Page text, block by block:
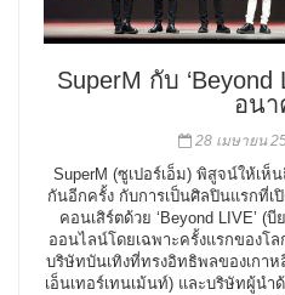
SuperM กับ ‘Beyond
อนา
28 เมษายน
SuperM (ซูเปอร์เอ็ม) พิสูจน์ให้เห็
กันอีกครั้ง กับการเป็นศิลปินแรกที่
คอนเสิร์ตด้วย ‘Beyond LIVE’ (
ออนไลน์โดยเฉพาะครั้งแรกของโ
บริษัทบันเทิงที่ทรงอิทธิพลของเกาห
เอ็นเทอร์เทนเม้นท์) และบริษัทผู้น